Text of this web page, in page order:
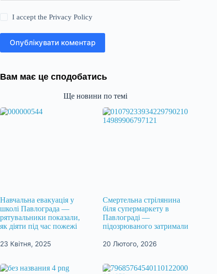
I accept thePrivacy Policy
Опублікувати коментар
Вам має це сподобатись
Ще новини по темі
Навчальна евакуація у
школі Павлограда —
рятувальники показали,
як діяти під час пожежі
23 Квітня, 2025
Смертельна стрілянина
біля супермаркету в
Павлограді —
підозрюваного затримали
20 Лютого, 2026